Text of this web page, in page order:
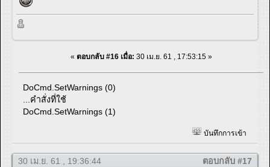
« ตอบกลับ #16 เมื่อ: 30 เม.ย. 61 , 17:53:15 »
DoCmd.SetWarnings (0)
...คำสั่งที่ใช้
DoCmd.SetWarnings (1)
บันทึกการเข้า
30 เม.ย. 61 , 19:36:44 ตอบกลับ #17